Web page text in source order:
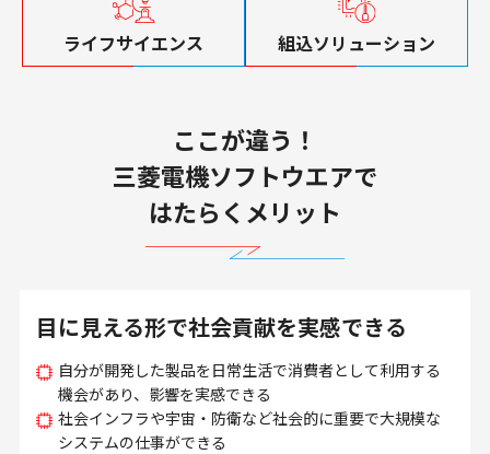
ライフサイエンス 組込ソリューション
ここが違う！
三菱電機ソフトウエアで
はたらくメリット
目に見える形で社会貢献を実感できる
自分が開発した製品を日常生活で消費者として利用する
機会があり、影響を実感できる
社会インフラや宇宙・防衛など社会的に重要で大規模な
システムの仕事ができる